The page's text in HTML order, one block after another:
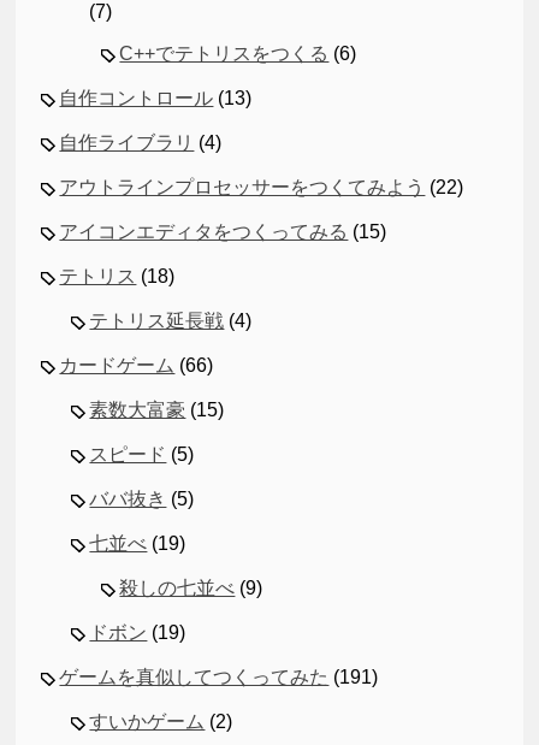
(7)
C++でテトリスをつくる (6)
自作コントロール (13)
自作ライブラリ (4)
アウトラインプロセッサーをつくてみよう (22)
アイコンエディタをつくってみる (15)
テトリス (18)
テトリス延長戦 (4)
カードゲーム (66)
素数大富豪 (15)
スピード (5)
ババ抜き (5)
七並べ (19)
殺しの七並べ (9)
ドボン (19)
ゲームを真似してつくってみた (191)
すいかゲーム (2)